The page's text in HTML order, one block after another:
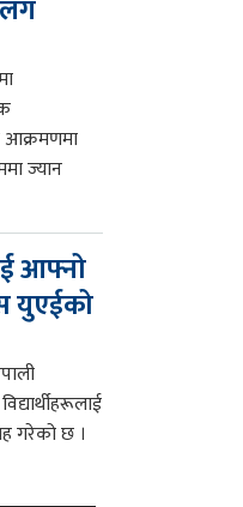
आक्रमणमा
ज्यान
आफ्नो
युएईको
गरेको छ ।